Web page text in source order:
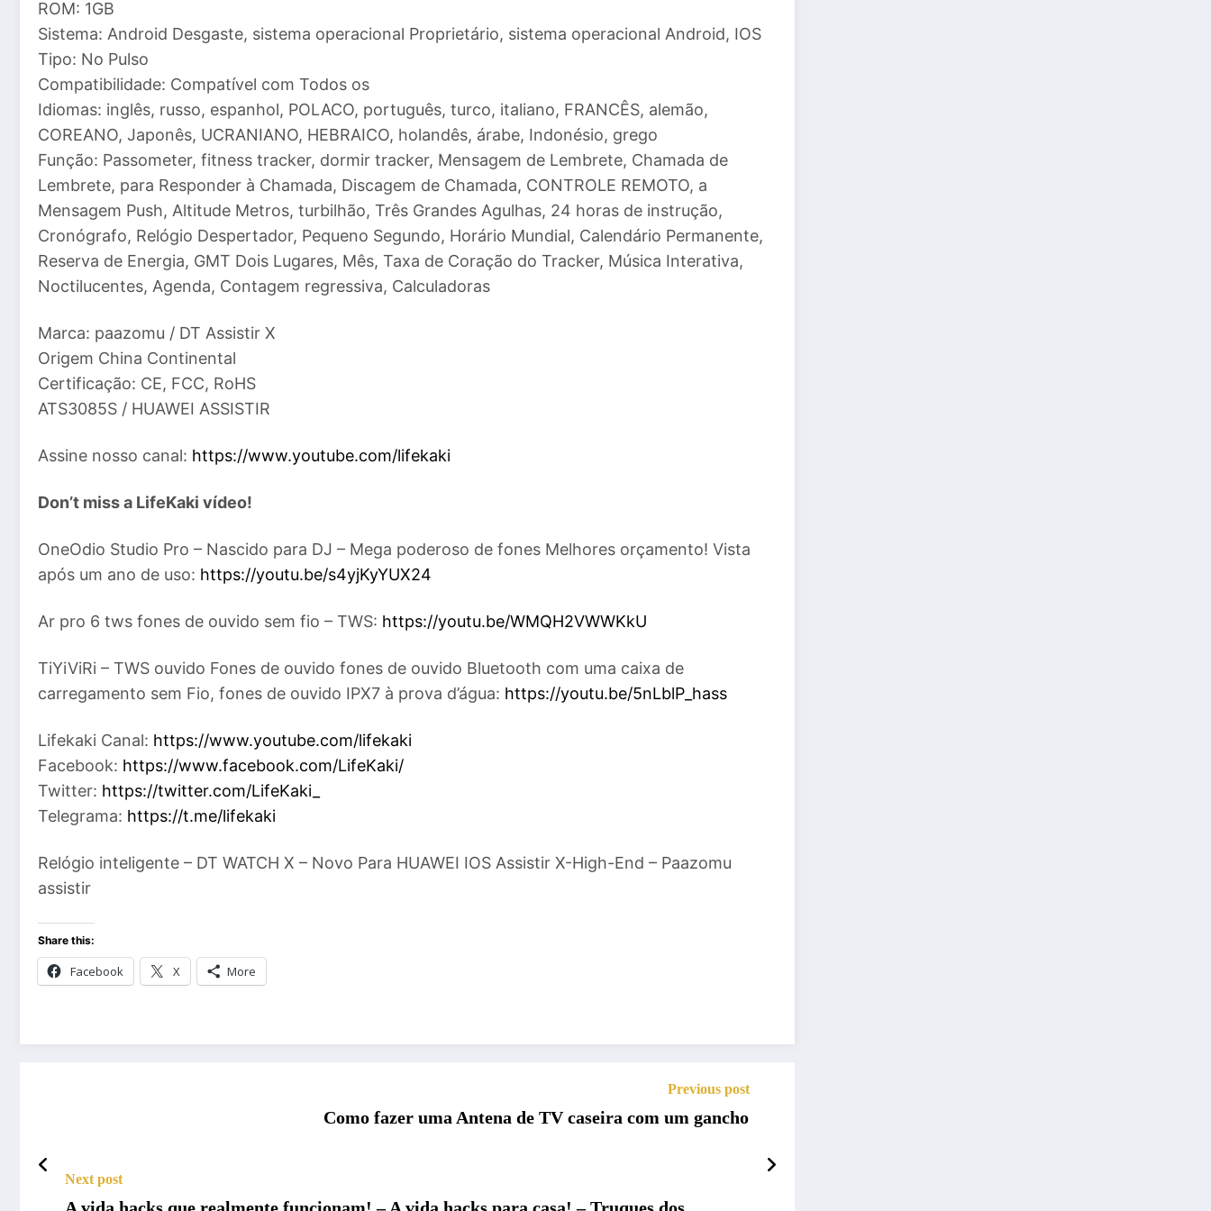
ROM: 1GB
Sistema: Android Desgaste, sistema operacional Proprietário, sistema operacional Android, IOS
Tipo: No Pulso
Compatibilidade: Compatível com Todos os
Idiomas: inglês, russo, espanhol, POLACO, português, turco, italiano, FRANCÊS, alemão,
COREANO, Japonês, UCRANIANO, HEBRAICO, holandês, árabe, Indonésio, grego
Função: Passometer, fitness tracker, dormir tracker, Mensagem de Lembrete, Chamada de
Lembrete, para Responder à Chamada, Discagem de Chamada, CONTROLE REMOTO, a
Mensagem Push, Altitude Metros, turbilhão, Três Grandes Agulhas, 24 horas de instrução,
Cronógrafo, Relógio Despertador, Pequeno Segundo, Horário Mundial, Calendário Permanente,
Reserva de Energia, GMT Dois Lugares, Mês, Taxa de Coração do Tracker, Música Interativa,
Noctilucentes, Agenda, Contagem regressiva, Calculadoras
Marca: paazomu / DT Assistir X
Origem China Continental
Certificação: CE, FCC, RoHS
ATS3085S / HUAWEI ASSISTIR
Assine nosso canal: https://www.youtube.com/lifekaki
Don’t miss a LifeKaki vídeo!
OneOdio Studio Pro – Nascido para DJ – Mega poderoso de fones Melhores orçamento! Vista
após um ano de uso: https://youtu.be/s4yjKyYUX24
Ar pro 6 tws fones de ouvido sem fio – TWS: https://youtu.be/WMQH2VWWKkU
TiYiViRi – TWS ouvido Fones de ouvido fones de ouvido Bluetooth com uma caixa de
carregamento sem Fio, fones de ouvido IPX7 à prova d’água: https://youtu.be/5nLblP_hass
Lifekaki Canal: https://www.youtube.com/lifekaki
Facebook: https://www.facebook.com/LifeKaki/
Twitter: https://twitter.com/LifeKaki_
Telegrama: https://t.me/lifekaki
Relógio inteligente – DT WATCH X – Novo Para HUAWEI IOS Assistir X-High-End – Paazomu
assistir
Share this:
Facebook X More
Previous post
Como fazer uma Antena de TV caseira com um gancho
Next post